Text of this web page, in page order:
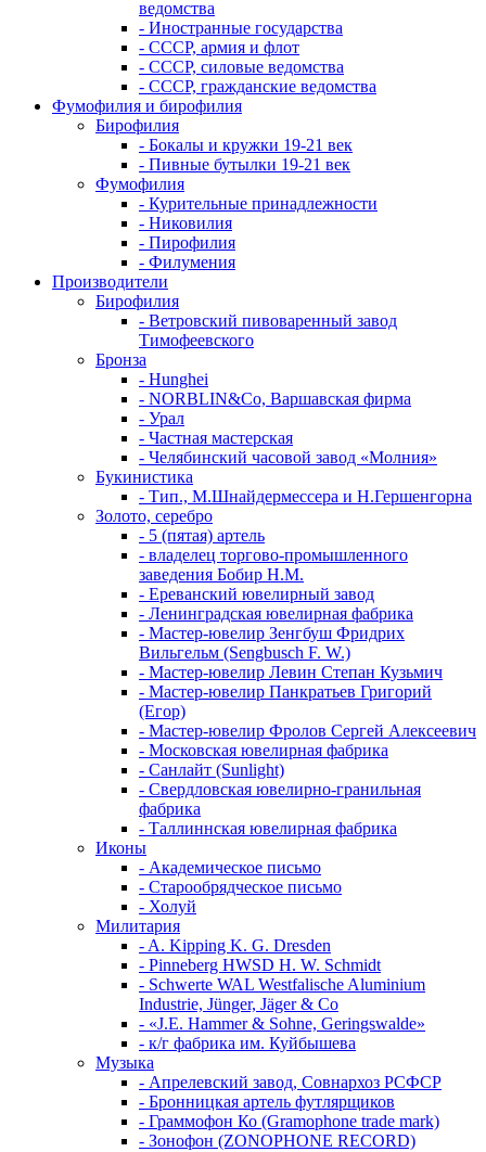
ведомства
- Иностранные государства
- СССР, армия и флот
- СССР, силовые ведомства
- СССР, гражданские ведомства
Фумофилия и бирофилия
Бирофилия
- Бокалы и кружки 19-21 век
- Пивные бутылки 19-21 век
Фумофилия
- Курительные принадлежности
- Никовилия
- Пирофилия
- Филумения
Производители
Бирофилия
- Ветровский пивоваренный завод
Тимофеевского
Бронза
- Hunghei
- NORBLIN&Co, Варшавская фирма
- Урал
- Частная мастерская
- Челябинский часовой завод «Молния»
Букинистика
- Тип., М.Шнайдермессера и Н.Гершенгорна
Золото, серебро
- 5 (пятая) артель
- владелец торгово-промышленного
заведения Бобир Н.М.
- Ереванский ювелирный завод
- Ленинградская ювелирная фабрика
- Мастер-ювелир Зенгбуш Фридрих
Вильгельм (Sengbusch F. W.)
- Мастер-ювелир Левин Степан Кузьмич
- Мастер-ювелир Панкратьев Григорий
(Егор)
- Мастер-ювелир Фролов Сергей Алексеевич
- Московская ювелирная фабрика
- Санлайт (Sunlight)
- Свердловская ювелирно-гранильная
фабрика
- Таллиннская ювелирная фабрика
Иконы
- Академическое письмо
- Старообрядческое письмо
- Холуй
Милитария
- A. Kipping K. G. Dresden
- Pinneberg HWSD H. W. Schmidt
- Schwerte WAL Westfalische Aluminium
Industrie, Jünger, Jäger & Co
- «J.E. Hammer & Sohne, Geringswalde»
- к/г фабрика им. Куйбышева
Музыка
- Апрелевский завод, Совнархоз РСФСР
- Бронницкая артель футлярщиков
- Граммофон Ко (Gramophone trade mark)
- Зонофон (ZONOPHONE RECORD)